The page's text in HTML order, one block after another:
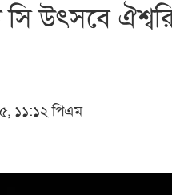
উৎসবে
১১:১২ পিএম